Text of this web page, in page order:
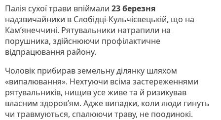
Палія сухої трави впіймали 23 березня
надзвичайники в Слобідці-Кульчієвецькій, що на
Кам’янеччині. Рятувальники натрапили на
порушника, здійснюючи профілактичне
відпрацювання району.
Чоловік прибирав земельну ділянку шляхом
«випалювання». Нехтуючи всіма застереженнями
рятувальників, нищив усе живе та й ризикував
власним здоров’ям. Адже випадки, коли люди гинуть
чи травмуються, спалюючи траву, не поодинокі.